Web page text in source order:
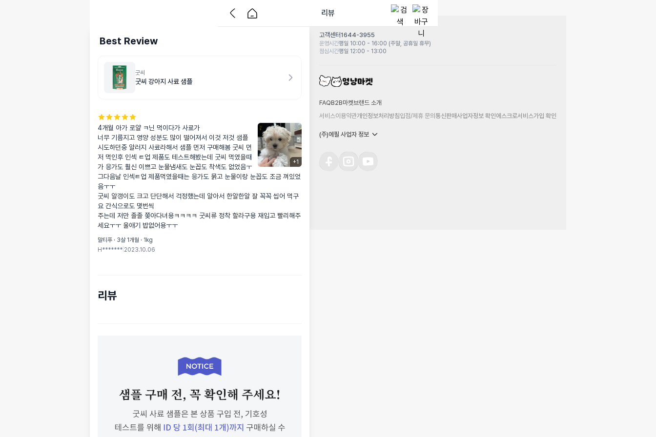
리뷰
Best Review
굿씨
굿씨 강아지 사료 샘플
+1
4개월 아가 로얄 ㅋ닌 먹이다가 사료가
너무 기름지고 영양 성분도 많이 떨어져서 이것 저것 샘플
시도하던중 알러지 사료라해서 샘플 먼저 구매해봄 굿씨 먼
저 먹인후 인섹 ㅌ업 제품도 테스트해봤는데 굿씨 먹였을때
가 응가도 훨신 이쁘고 눈물냄새도 눈꼽도 착색도 없었음ㅜ
그다음날 인섹ㅌ업 제품먹였을때는 응가도 묽고 눈물이랑 눈꼽도 조금 껴있었
음ㅜㅜ
굿씨 알갱이도 크고 단단해서 걱정했는데 알아서 한알한알 잘 꼭꼭 씹어 먹구
요 간식으로도 몇번씩
주는데 저만 졸졸 쫒아다녀용ㅋㅋㅋㅋ 굿씨류 정착 할라구용 재입고 빨리해주
세요ㅜㅜ 울애기 밥없어용ㅜㅜ
말티푸 · 3살 1개월 · 1kg
H******* 2023.10.06
리뷰
고객센터1644-3955
운영시간평일 10:00 - 16:00 (주말, 공휴일 휴무)
점심시간평일 12:00 - 13:00
FAQB2B마켓 브랜드 소개
서비스이용약관개인정보처리방침입점/제휴 문의통신판매사업자정보 확인에스크로서비스가입 확인
(주)에필 사업자 정보